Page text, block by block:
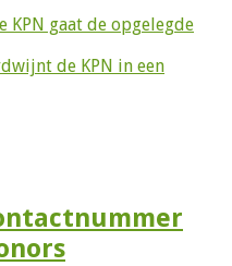
KPN gaat de opgelegde
de KPN in een